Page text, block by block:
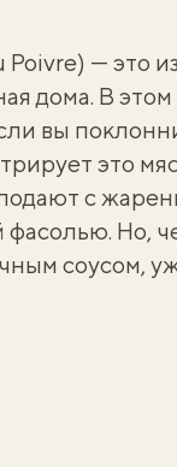
— это
дома. В
вы
это
с
Но,
соусом,